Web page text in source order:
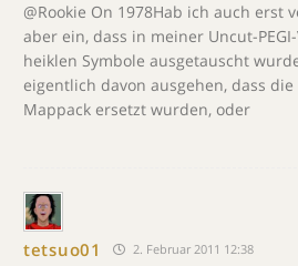
@Rookie On 1978Hab ich auch erst
aber ein, dass in meiner Uncut-
heiklen Symbole ausgetauscht
eigentlich davon ausgehen, dass die
Mappack ersetzt wurden, oder
tetsuo01 2. Februar 2011 12:38